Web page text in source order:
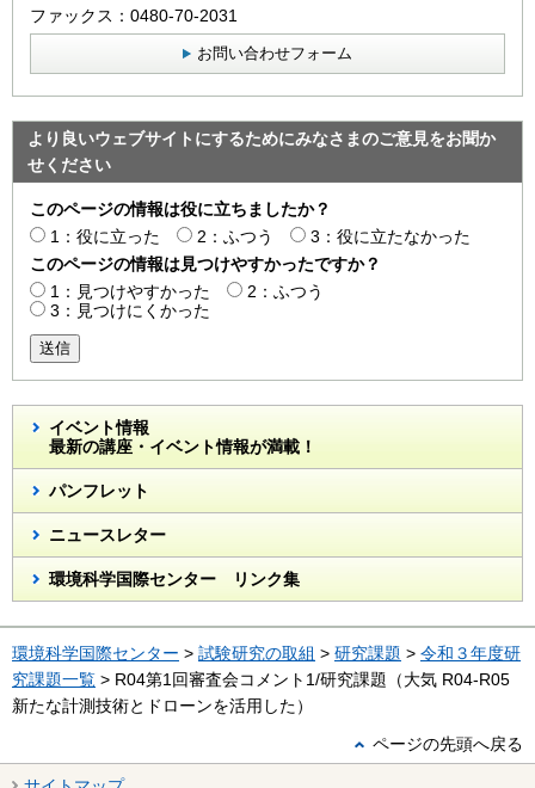
ファックス：0480-70-2031
お問い合わせフォーム
より良いウェブサイトにするためにみなさまのご意見をお聞か
せください
このページの情報は役に立ちましたか？
1：役に立った
2：ふつう
3：役に立たなかった
このページの情報は見つけやすかったですか？
1：見つけやすかった
2：ふつう
3：見つけにくかった
送信
イベント情報
最新の講座・イベント情報が満載！
パンフレット
ニュースレター
環境科学国際センター リンク集
環境科学国際センター > 試験研究の取組 > 研究課題 > 令和３年度研
究課題一覧 > R04第1回審査会コメント1/研究課題（大気 R04-R05
新たな計測技術とドローンを活用した）
ページの先頭へ戻る